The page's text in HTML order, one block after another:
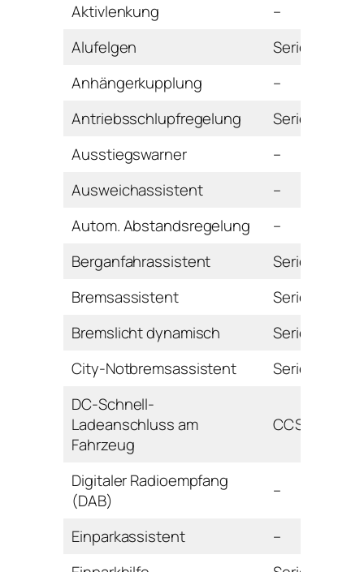
Aktivlenkung
–
Alufelgen
Serie
Anhängerkupplung
–
Antriebsschlupfregelung
Serie
Ausstiegswarner
–
Ausweichassistent
–
Autom. Abstandsregelung
–
Berganfahrassistent
Serie
Bremsassistent
Serie
Bremslicht dynamisch
Serie
City-Notbremsassistent
Serie
DC-Schnell-
Ladeanschluss am
Fahrzeug
CCS
Digitaler Radioempfang
(DAB)
–
Einparkassistent
–